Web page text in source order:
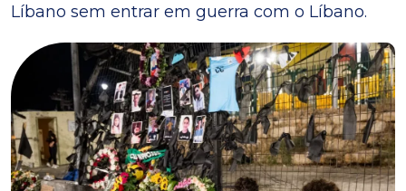
Líbano sem entrar em guerra com o Líbano.